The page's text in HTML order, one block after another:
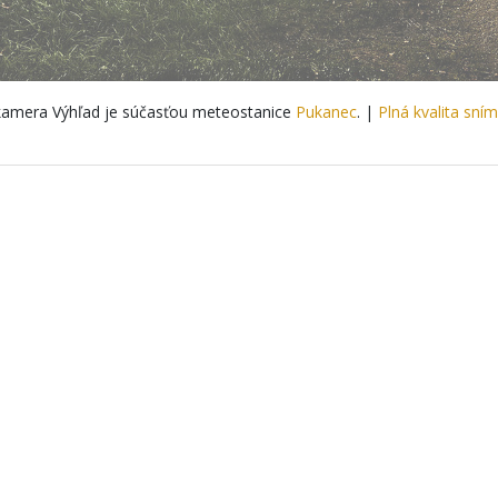
Výhľad je súčasťou meteostanice Pukanec. | Plná kvalita